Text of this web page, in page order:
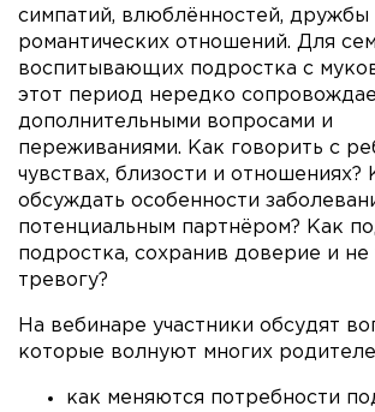
симпатий, влюблённостей, дружбы
романтических отношений. Для
воспитывающих подростка с
этот период нередко
дополнительными вопросами и
переживаниями. Как говорить с
чувствах, близости и отношениях?
обсуждать особенности
потенциальным партнёром? Как
подростка, сохранив доверие и не
тревогу?
На вебинаре участники обсудят
которые волнуют многих
как меняются потребности